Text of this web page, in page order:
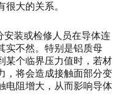
大的关系。
安装或检修人员在导体连
实不然。特别是铝质母
某个临界压力值时，若材
，将会造成接触面部分变
电阻增大，从而影响导体